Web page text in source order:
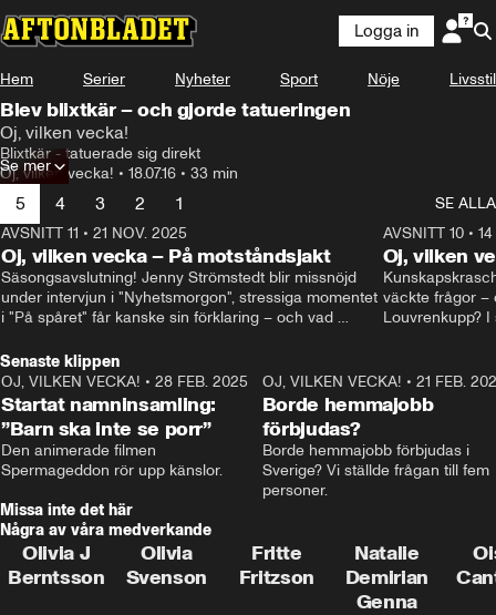
Logga in
Hem Serier Nyheter Sport Nöje Livsstil
Blev blixtkär – och gjorde tatueringen
Oj, vilken vecka!
Blixtkär - tatuerade sig direkt
Oj, vilken vecka! • 18.07.16 • 33 min
Se mer
5 4 3 2 1
SE ALLA
AVSNITT 11 • 21 NOV. 2025
Oj, vilken vecka – På motståndsjakt
Säsongsavslutning! Jenny Strömstedt blir missnöjd
under intervjun i "Nyhetsmorgon", stressiga momentet
i "På spåret" får kanske sin förklaring – och vad
Cantwell och Karin Pettersson.
AVSNITT 10•
Oj, vilken
väckte frågor –
Louvrenkupp?
Senaste klippen
2:40
OJ, VILKEN VECKA! • 28 FEB. 2025
Startat namninsamling:
”Barn ska inte se porr”
Den animerade filmen
Spermageddon rör upp känslor.
OJ, VILKEN VECKA! • 21 FEB.
Borde hemmajobb
förbjudas?
Borde hemmajobb förbjudas i
Sverige? Vi ställde frågan till fem
personer.
Missa inte det här
Några av våra medverkande
Olivia J
Berntsson
Olivia
Svenson
Fritte
Fritzson
Natalie
Demirian
Genna